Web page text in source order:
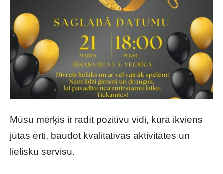
Mūsu mērķis ir radīt pozitīvu vidi, kurā ikviens
jūtas ērti, baudot kvalitatīvas aktivitātes un
lielisku servisu.